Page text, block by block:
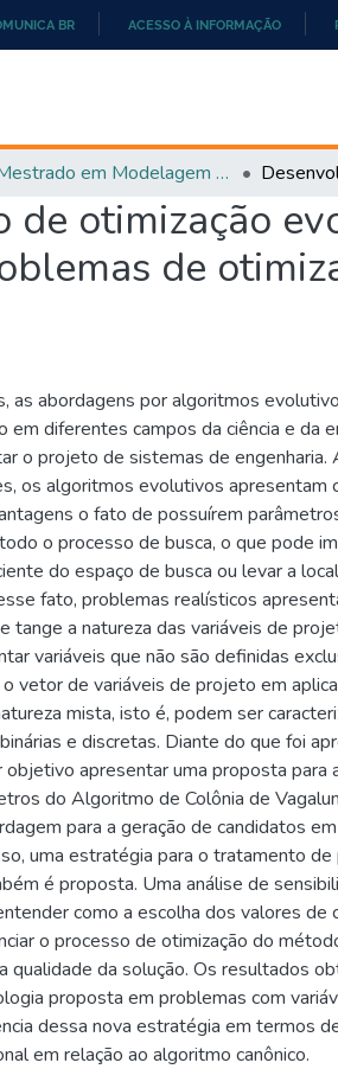
CONTEÚDO
BR ACESSO À INFORMAÇÃO
Mestrado em Modelagem e Otimização - PPGMO
de otimização
de
as abordagens por algoritmos
em diferentes campos da ciência e da
o projeto de sistemas de engenharia.
os algoritmos evolutivos apresentam
o fato de possuírem
o processo de busca, o que pode
do espaço de busca ou levar a
fato, problemas realísticos
tange a natureza das variáveis de
variáveis que não são definidas
vetor de variáveis de projeto em
mista, isto é, podem ser
e discretas. Diante do que foi
apresentar uma proposta para
do Algoritmo de Colônia de
para a geração de candidatos
uma estratégia para o tratamento
é proposta. Uma análise de
como a escolha dos valores de
o processo de otimização do
qualidade da solução. Os resultados
proposta em problemas com
dessa nova estratégia em termos
em relação ao algoritmo canônico.